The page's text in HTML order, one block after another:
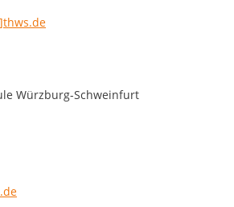
Würzburg-Schweinfurt